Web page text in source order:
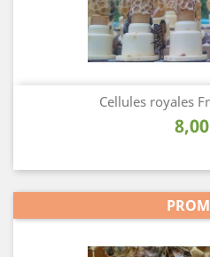
Cellules royales
Prix